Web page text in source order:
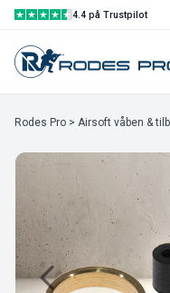
4.4 på Trustpilot
Rodes Pro > Airsoft våben &